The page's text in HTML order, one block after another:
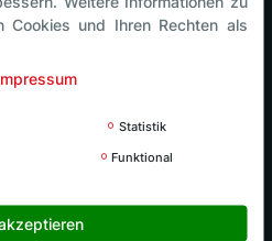
Cookies und Ihren Rechten als
Statistik
Funktional